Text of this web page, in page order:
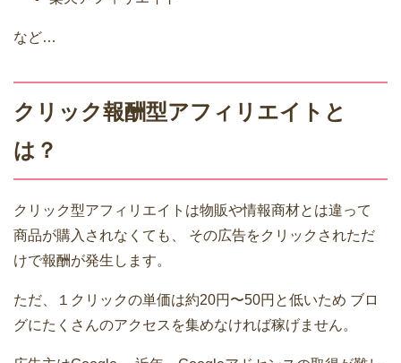
など…
クリック報酬型アフィリエイトと
は？
クリック型アフィリエイトは物販や情報商材とは違って
商品が購入されなくても、
その広告をクリックされただ
けで報酬が発生します。
ただ、１クリックの単価は約20円〜50円と低いため ブロ
グにたくさんのアクセスを集めなければ稼げません。